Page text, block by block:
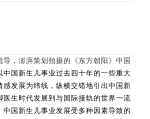
导，澎湃策划拍摄的《东方朝阳》中国
中国新生儿事业过去四十年的一些重大
感发展为纬线，纵横交错地引出中国新
医生时代发展到与国际接轨的世界一流
中国新生儿事业发展受多种因素导致的